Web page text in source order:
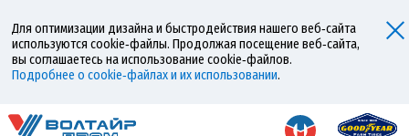
Для оптимизации дизайна и быстродействия нашего веб‑сайта
используются cookie‑файлы. Продолжая посещение веб‑сайта,
вы соглашаетесь на использование cookie‑файлов.
Подробнее о cookie‑файлах и их использовании.